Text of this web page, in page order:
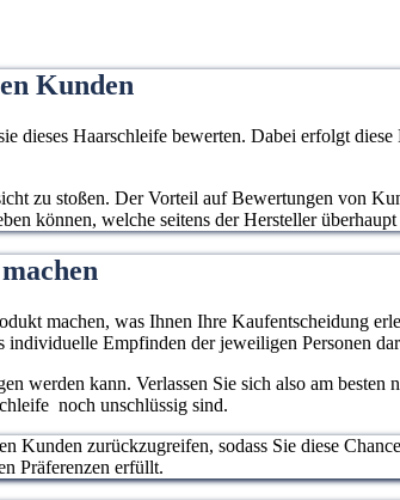
Kunden
dieses Haarschleife bewerten. Dabei erfolgt
zu stoßen. Der Vorteil auf Bewertungen von
können, welche seitens der Hersteller
machen, was Ihnen Ihre Kaufentscheidung
Empfinden der jeweiligen Personen
werden kann. Verlassen Sie sich also am
noch unschlüssig sind.
zurückzugreifen, sodass Sie diese
Präferenzen erfüllt.